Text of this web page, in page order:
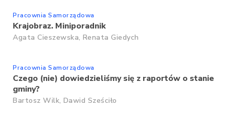
Pracownia Samorządowa
Krajobraz. Miniporadnik
Agata Cieszewska, Renata Giedych
Pracownia Samorządowa
Czego (nie) dowiedzieliśmy się z raportów o stanie
gminy?
Bartosz Wilk, Dawid Sześciło